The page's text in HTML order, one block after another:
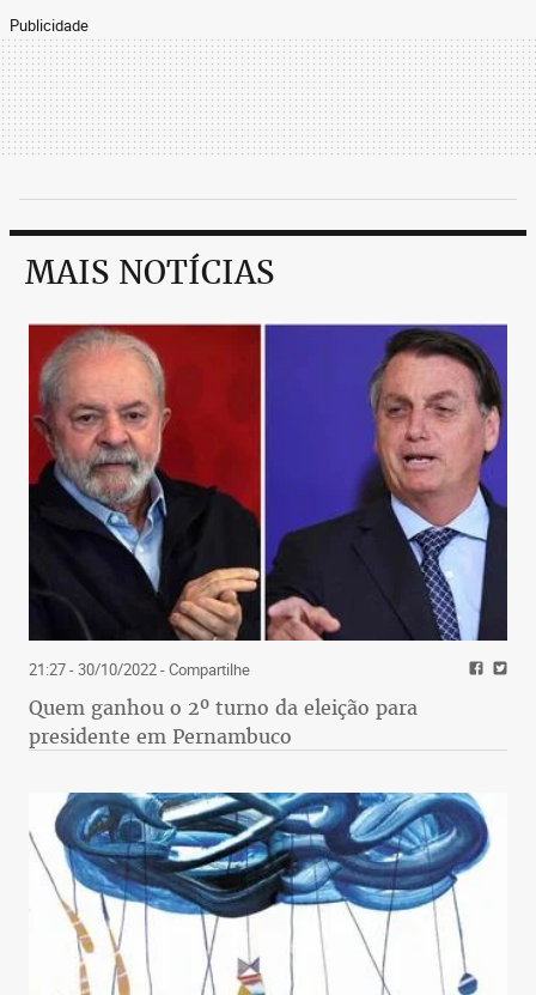
Publicidade
MAIS NOTÍCIAS
21:27 - 30/10/2022- Compartilhe
Quem ganhou o 2º turno da eleição para
presidente em Pernambuco